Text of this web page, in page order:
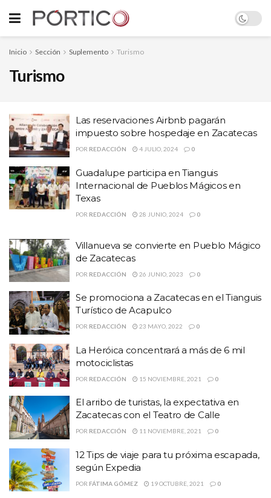
Inicio Sección Suplemento Turismo
Turismo
Las reservaciones Airbnb pagarán
impuesto sobre hospedaje en Zacatecas
POR REDACCIÓN 4 JULIO, 2024 0
Guadalupe participa en Tianguis
Internacional de Pueblos Mágicos en
Texas
POR REDACCIÓN 28 JUNIO, 2024 0
Villanueva se convierte en Pueblo Mágico
de Zacatecas
POR REDACCIÓN 26 JUNIO, 2023 0
Se promociona a Zacatecas en el Tianguis
Turístico de Acapulco
POR REDACCIÓN 23 MAYO, 2022 0
La Heróica concentrará a más de 6 mil
motociclistas
POR REDACCIÓN 15 NOVIEMBRE, 2021 0
El arribo de turistas, la expectativa en
Zacatecas con el Teatro de Calle
POR REDACCIÓN 11 NOVIEMBRE, 2021 0
12 Tips de viaje para tu próxima escapada,
según Expedia
POR FÁTIMA GÓMEZ 19 OCTUBRE, 2021 0